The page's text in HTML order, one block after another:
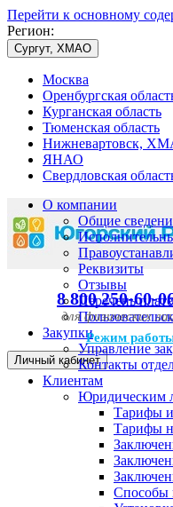
Перейти к основному
Регион:
Сургут, ХМАО
Москва
Оренбургская
Курганская область
Тюменская область
Нижневартовск,
ЯНАО
Свердловская
8 800 250-60-
для физических
Режим
Личный кабинет
О компании
Общие
Реквизиты
Отзывы
Перечень
Закупки
Управление
Контакты
Клиентам
Юридическим
Тарифы
Тарифы
Способы